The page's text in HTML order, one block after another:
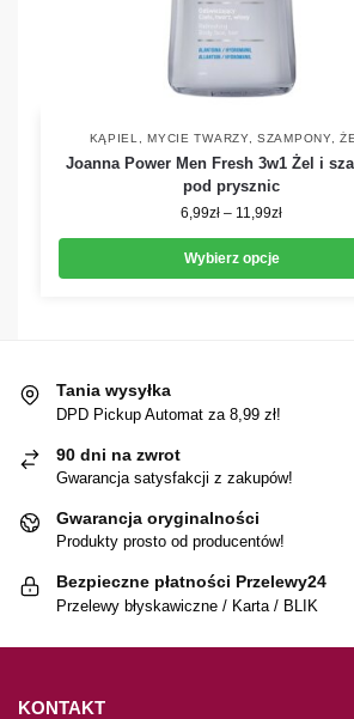
KĄPIEL,MYCIE TWARZY,SZAMPONY,
Joanna Power Men Fresh 3w1 Żel i
pod prysznic
6,99zł – 11,99zł
Wybierz opcje
Tania wysyłka
DPD Pickup Automat za 8,99 zł!
90 dni na zwrot
Gwarancja satysfakcji z zakupów!
Gwarancja oryginalności
Produkty prosto od producentów!
Bezpieczne płatności Przelewy24
Przelewy błyskawiczne / Karta / BLIK
KONTAKT